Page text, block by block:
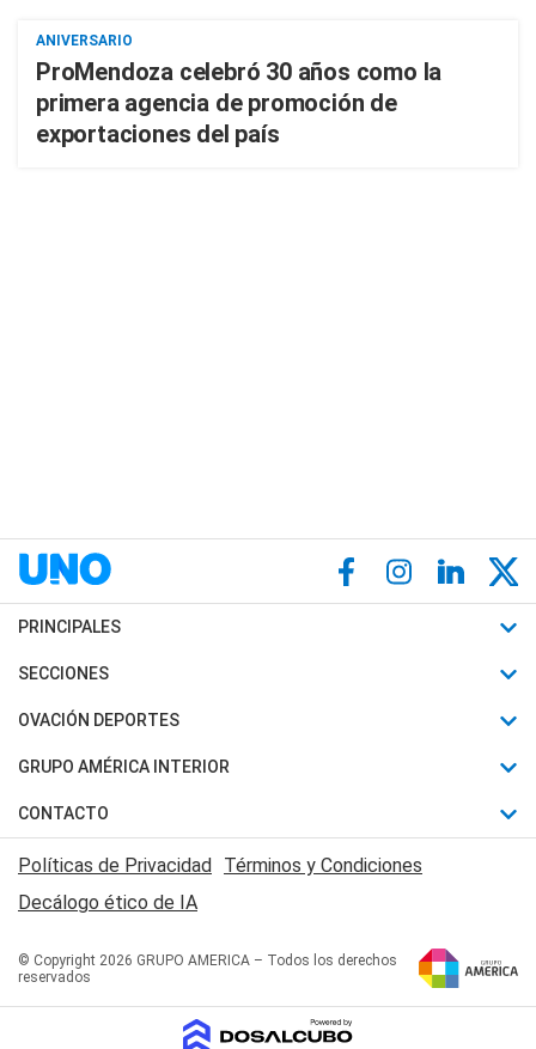
ANIVERSARIO
ProMendoza celebró 30 años como la
primera agencia de promoción de
exportaciones del país
PRINCIPALES
Últimas Noticias
Política
Judiciales
Economia
SECCIONES
Horóscopo
Motores
Trucos caseros
Series y Películas
Edictos y Solicitadas
OVACIÓN DEPORTES
Fútbol
Mundial
Automovilismo
Rugby
Básquet
GRUPO AMÉRICA INTERIOR
Canal 7 en Vivo
San Juan 8
CONTACTO
Acerca de Nosotros
Contactanos
Políticas de Privacidad Términos y Condiciones
Decálogo ético de IA
© Copyright 2026 GRUPO AMERICA – Todos los derechos
reservados